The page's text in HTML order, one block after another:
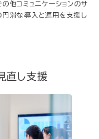
他コミュニケーションのサ
円滑な導入と運用を支援し
直し支援